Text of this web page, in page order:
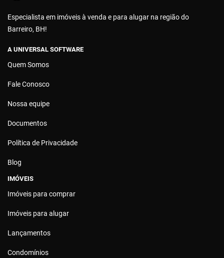
Especialista em imóveis à venda e para alugar na região do
Barreiro, BH!
A UNIVERSAL SOFTWARE
Quem Somos
Fale Conosco
Nossa equipe
Documentos
Política de Privacidade
Blog
IMÓVEIS
Imóveis para comprar
Imóveis para alugar
Lançamentos
Condomínios